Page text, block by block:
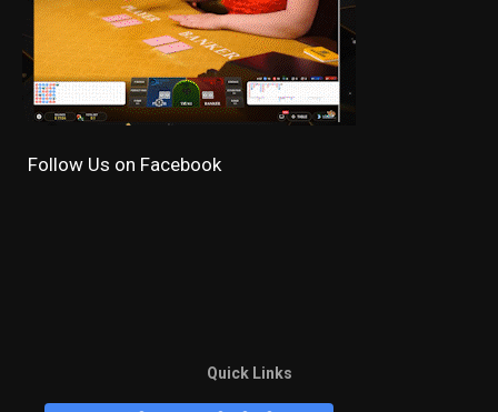
Follow Us on Facebook
Quick Links